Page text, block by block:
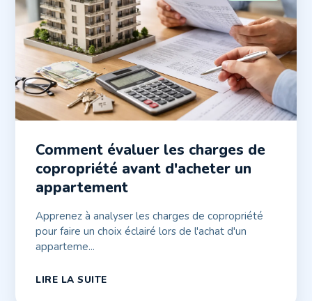
Comment évaluer les charges de
copropriété avant d'acheter un
appartement
Apprenez à analyser les charges de copropriété
pour faire un choix éclairé lors de l'achat d'un
apparteme...
LIRE LA SUITE